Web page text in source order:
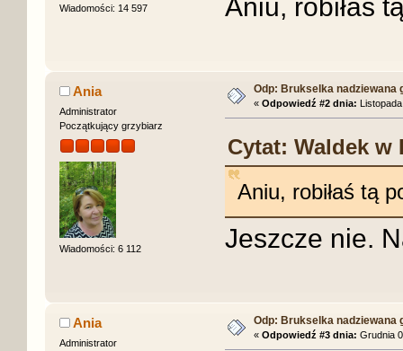
Wiadomości: 14 597
Aniu, robiłaś
Ania
Administrator
Początkujący grzybiarz
Wiadomości: 6 112
Odp: Brukselka nadziewana
« Odpowiedź #2 dnia:
Cytat: Waldek w
Aniu, robiłaś tą
Jeszcze nie.
Ania
Administrator
Odp: Brukselka nadziewana
« Odpowiedź #3 dnia: Grudnia